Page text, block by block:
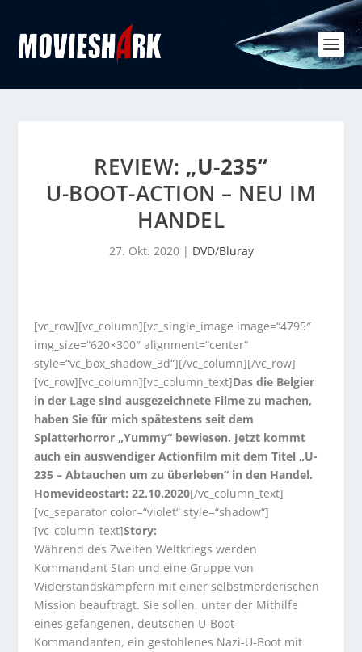
REVIEW: „U-235“
U-BOOT-ACTION – NEU IM
HANDEL
27. Okt. 2020| DVD/Bluray
[vc_row][vc_column][vc_single_image image=“4795″
img_size=“620×300″ alignment=“center“
style=“vc_box_shadow_3d“][/vc_column][/vc_row]
[vc_row][vc_column][vc_column_text]Das die Belgier
in der Lage sind ausgezeichnete Filme zu machen,
haben Sie für mich spätestens seit dem
Splatterhorror „Yummy“ bewiesen. Jetzt kommt
auch ein auswendiger Actionfilm mit dem Titel „U-
235 – Abtauchen um zu überleben“ in den Handel.
Homevideostart: 22.10.2020[/vc_column_text]
[vc_separator color=“violet“ style=“shadow“]
[vc_column_text]Story:
Während des Zweiten Weltkriegs werden
Kommandant Stan und eine Gruppe von
Widerstandskämpfern mit einer selbstmörderischen
Mission beauftragt. Sie sollen, unter der Mithilfe
eines gefangenen, deutschen U-Boot
Kommandanten, ein gestohlenes Nazi-U-Boot mit